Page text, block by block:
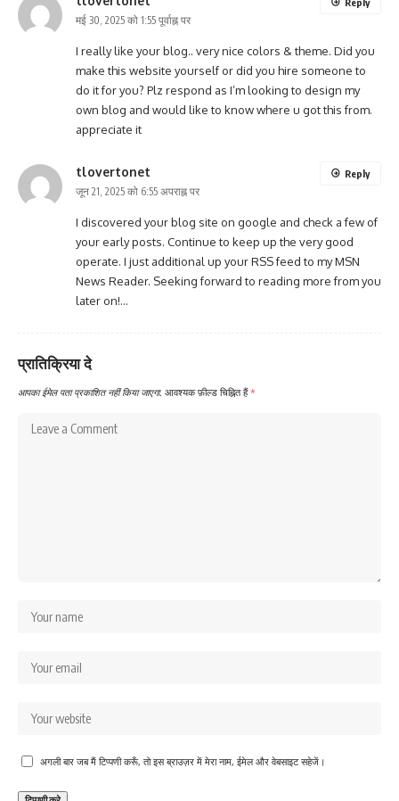
मई 30, 2025 को 1:55 पूर्वाह्न पर
I really like your blog.. very nice colors & theme. Did you
make this website yourself or did you hire someone to
do it for you? Plz respond as I’m looking to design my
own blog and would like to know where u got this from.
appreciate it
Reply
tlovertonet
जून 21, 2025 को 6:55 अपराह्न पर
I discovered your blog site on google and check a few of
your early posts. Continue to keep up the very good
operate. I just additional up your RSS feed to my MSN
News Reader. Seeking forward to reading more from you
later on!…
Reply
प्रातिक्रिया दे
आपका ईमेल पता प्रकाशित नहीं किया जाएगा. आवश्यक फ़ील्ड चिह्नित हैं*
अगली बार जब मैं टिप्पणी करूँ, तो इस ब्राउज़र में मेरा नाम, ईमेल और वेबसाइट सहेजें।